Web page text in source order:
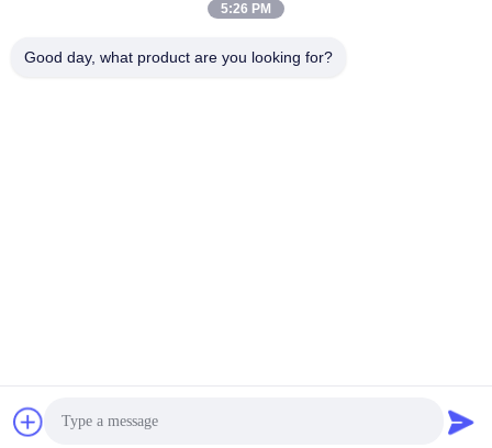
5:26 PM
Good day, what product are you looking for?